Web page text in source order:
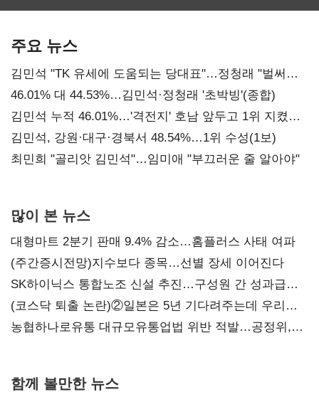
주요 뉴스
김민석 "TK 유세에 도움되는 당대표"…정청래 "벌써
대표된 양 당직 배분"
46.01% 대 44.53%…김민석·정청래 '초박빙'(종합)
김민석 누적 46.01%…'격전지' 호남 앞두고 1위 지켰다
(2보)
김민석, 강원·대구·경북서 48.54%…1위 수성(1보)
최민희 "골리앗 김민석"…임미애 "부끄러운 줄 알아야"
많이 본 뉴스
대형마트 2분기 판매 9.4% 감소…홈플러스 사태 여파
(주간증시전망)지수보다 종목…선별 장세 이어진다
SK하이닉스 통합노조 신설 추진…구성원 간 성과급
불만 확산
(코스닥 퇴출 논란)②일본은 5년 기다려주는데 우리는
당장 퇴출?…시간만으론 부족한 코스닥 구하기
농협하나로유통 대규모유통업법 위반 적발…공정위,
함께 볼만한 뉴스